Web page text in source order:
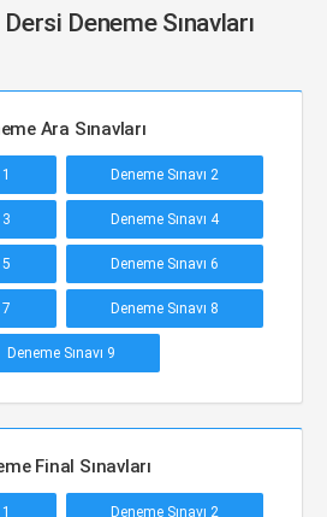
Deneme Sınavları
Ara Sınavları
Deneme Sınavı 2
3 Deneme Sınavı 4
5 Deneme Sınavı 6
7 Deneme Sınavı 8
Deneme Sınavı 9
Final Sınavları
Deneme Sınavı 2